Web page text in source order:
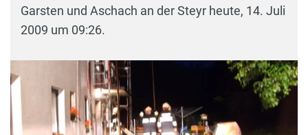
Garsten und Aschach an der Steyr heute, 14. Juli
2009 um 09:26.